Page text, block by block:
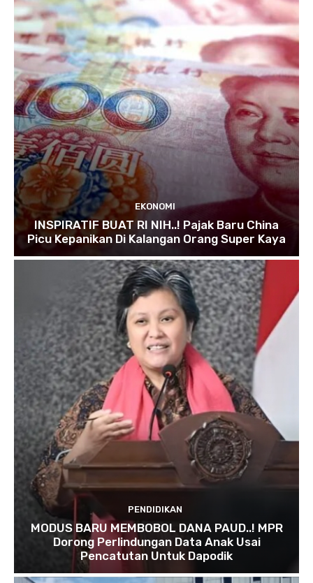
EKONOMI
INSPIRATIF BUAT RI NIH..! Pajak Baru China
Picu Kepanikan Di Kalangan Orang Super Kaya
PENDIDIKAN
MODUS BARU MEMBOBOL DANA PAUD..! MPR
Dorong Perlindungan Data Anak Usai
Pencatutan Untuk Dapodik